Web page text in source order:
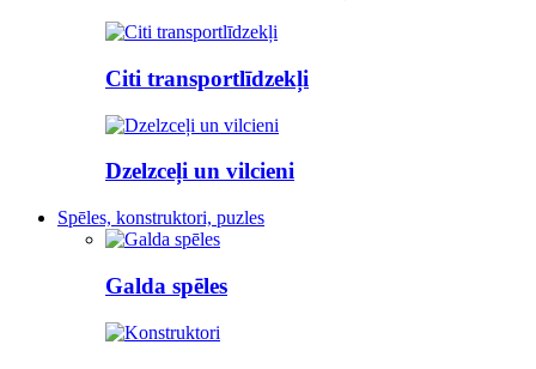
Citi transportlīdzekļi
Dzelzceļi un vilcieni
Spēles, konstruktori, puzles
Galda spēles